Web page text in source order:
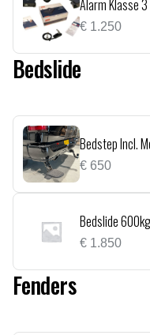
Alarm Klasse 3
€ 1.250
Bedslide
Bedstep Incl.
€ 650
Bedslide
€ 1.850
Fenders